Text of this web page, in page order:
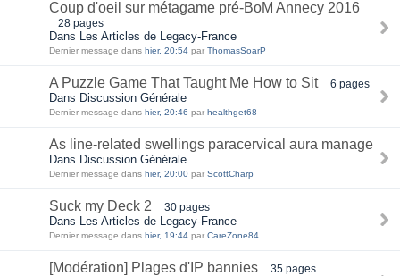
Coup d'oeil sur métagame pré-BoM Annecy 2016
28 pages
Dans Les Articles de Legacy-France
Dernier message dans hier, 20:54 par ThomasSoarP
A Puzzle Game That Taught Me How to Sit 6 pages
Dans Discussion Générale
Dernier message dans hier, 20:46 par healthget68
As line-related swellings paracervical aura manage
Dans Discussion Générale
Dernier message dans hier, 20:00 par ScottCharp
Suck my Deck 2 30 pages
Dans Les Articles de Legacy-France
Dernier message dans hier, 19:44 par CareZone84
[Modération] Plages d'IP bannies 35 pages